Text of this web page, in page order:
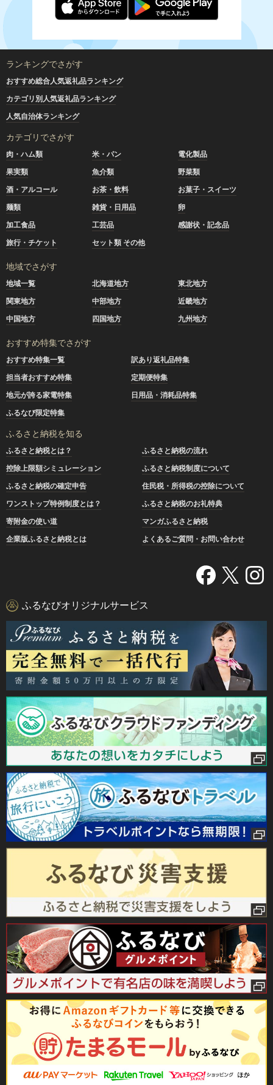
ランキングでさがす
おすすめ総合人気返礼品ランキング
カテゴリ別人気返礼品ランキング
人気自治体ランキング
カテゴリでさがす
肉・ハム類 米・パン
電化製品
果実類
魚介類
野菜類
酒・アルコール
お茶・飲料
お菓子・スイーツ
麺類
雑貨・日用品
卵
加工食品
工芸品
感謝状・記念品
旅行・チケット
セット類 その他
地域でさがす
地域一覧 北海道地方
東北地方
関東地方
中部地方
近畿地方
中国地方
四国地方 九州地方
おすすめ特集でさがす
おすすめ特集一覧
訳あり返礼品特集
担当者おすすめ特集
定期便特集
地元が誇る家電特集
日用品・消耗品特集
ふるなび限定特集
ふるさと納税を知る
ふるさと納税とは？
ふるさと納税の流れ
控除上限額シミュレーション
ふるさと納税制度について
ふるさと納税の確定申告
住民税・所得税の控除について
ワンストップ特例制度とは？
ふるさと納税のお礼特典
寄附金の使い道
マンガふるさと納税
企業版ふるさと納税とは
よくあるご質問・お問い合わせ
ふるなびオリジナルサービス